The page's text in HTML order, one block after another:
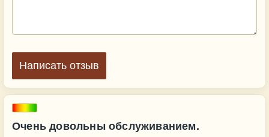
Очень довольны обслуживанием.
Написать отзыв